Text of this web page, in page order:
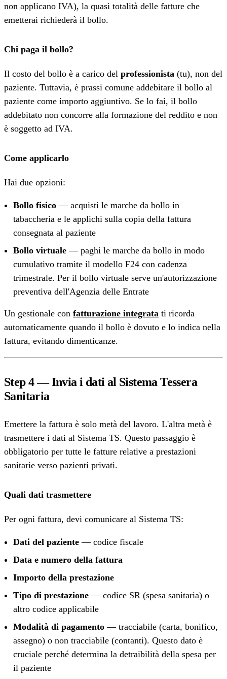
non applicano IVA), la quasi totalità delle fatture che
emetterai richiederà il bollo.
Chi paga il bollo?
Il costo del bollo è a carico del professionista (tu), non del
paziente. Tuttavia, è prassi comune addebitare il bollo al
paziente come importo aggiuntivo. Se lo fai, il bollo
addebitato non concorre alla formazione del reddito e non
è soggetto ad IVA.
Come applicarlo
Hai due opzioni:
Bollo fisico— acquisti le marche da bollo in
tabaccheria e le applichi sulla copia della fattura
consegnata al paziente
Bollo virtuale— paghi le marche da bollo in modo
cumulativo tramite il modello F24 con cadenza
trimestrale. Per il bollo virtuale serve un'autorizzazione
preventiva dell'Agenzia delle Entrate
Un gestionale con fatturazione integrata ti ricorda
automaticamente quando il bollo è dovuto e lo indica nella
fattura, evitando dimenticanze.
Step 4 — Invia i dati al Sistema Tessera
Sanitaria
Emettere la fattura è solo metà del lavoro. L'altra metà è
trasmettere i dati al Sistema TS. Questo passaggio è
obbligatorio per tutte le fatture relative a prestazioni
sanitarie verso pazienti privati.
Quali dati trasmettere
Per ogni fattura, devi comunicare al Sistema TS:
Dati del paziente— codice fiscale
Data e numero della fattura
Importo della prestazione
Tipo di prestazione— codice SR (spesa sanitaria) o
altro codice applicabile
Modalità di pagamento— tracciabile (carta, bonifico,
assegno) o non tracciabile (contanti). Questo dato è
cruciale perché determina la detraibilità della spesa per
il paziente